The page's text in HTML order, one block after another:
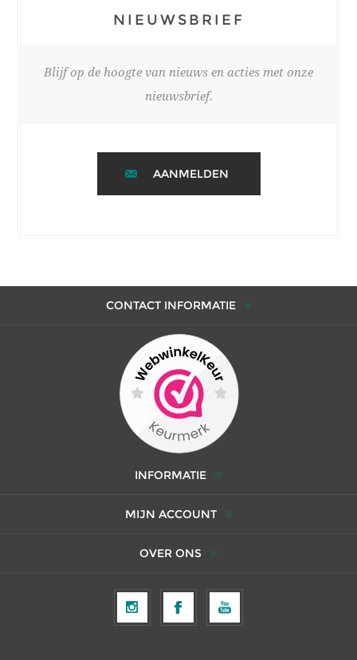
NIEUWSBRIEF
Blijf op de hoogte van nieuws en acties met onze
nieuwsbrief.
AANMELDEN
CONTACT INFORMATIE
INFORMATIE
MIJN ACCOUNT
OVER ONS